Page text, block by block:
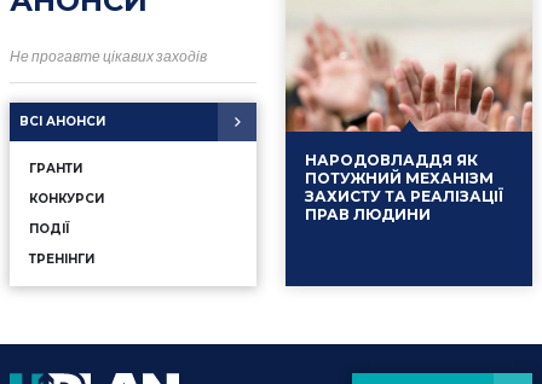
Не прогавте цікавих заходів
ВСІ АНОНСИ
ГРАНТИ
КОНКУРСИ
ПОДІЇ
ТРЕНІНГИ
НАРОДОВЛАДДЯ ЯК
ПОТУЖНИЙ МЕХАНІЗМ
ЗАХИСТУ ТА РЕАЛІЗАЦІЇ
ПРАВ ЛЮДИНИ